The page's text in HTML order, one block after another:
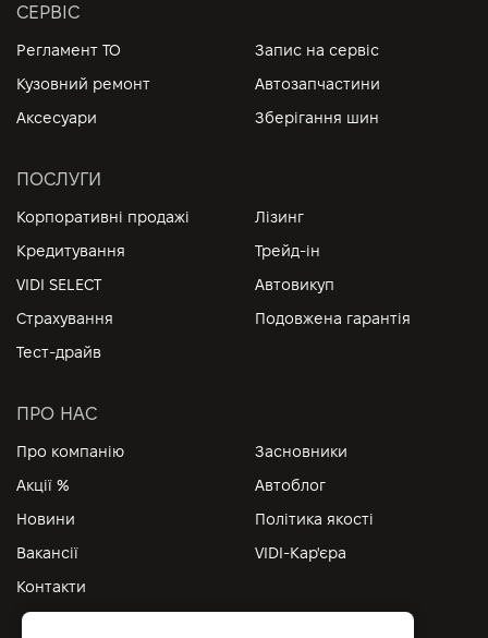
СЕРВІС
Регламент ТО
Запис на сервіс
Кузовний ремонт
Автозапчастини
Аксесуари
Зберігання шин
ПОСЛУГИ
Корпоративні продажі
Лізинг
Кредитування
Трейд-ін
VIDI SELECT
Автовикуп
Страхування
Подовжена гарантія
Тест-драйв
ПРО НАС
Про компанію
Засновники
Акції %
Автоблог
Новини
Політика якості
Вакансії
VIDI-Кар'єра
Контакти